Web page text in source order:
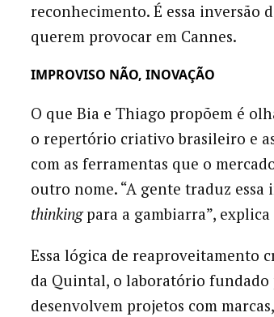
reconhecimento. É essa inversão
querem provocar em Cannes.
IMPROVISO NÃO, INOVAÇÃO
O que Bia e Thiago propõem é
o repertório criativo brasileiro e
com as ferramentas que o
outro nome. “A gente traduz essa
thinkingpara a gambiarra”, explica
Essa lógica de reaproveitamento
da Quintal, o laboratório fundado
desenvolvem projetos com